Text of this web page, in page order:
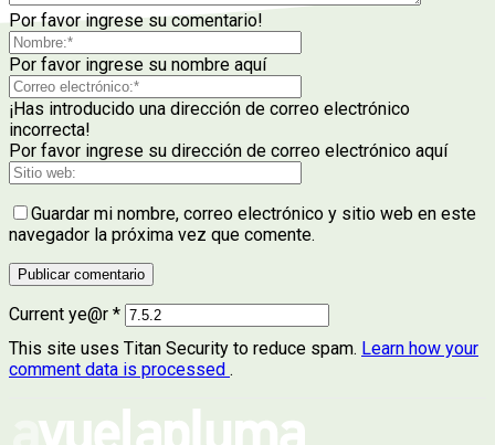
Por favor ingrese su comentario!
Por favor ingrese su nombre aquí
¡Has introducido una dirección de correo electrónico
incorrecta!
Por favor ingrese su dirección de correo electrónico aquí
Guardar mi nombre, correo electrónico y sitio web en este
navegador la próxima vez que comente.
Current ye@r *
This site uses Titan Security to reduce spam. Learn how your
comment data is processed .